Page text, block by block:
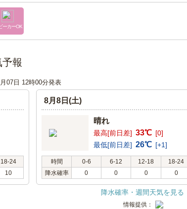
ーカーOK
報
07日 12時00分発表
18-24
10
8月8日(土)
晴れ
最高[前日差] 33℃ [0]
最低[前日差] 26℃ [+1]
時間 0-6 6-12 12-18
18-24
降水確率
0 0 0 0
降水確率・週間天気を見る
情報提供：